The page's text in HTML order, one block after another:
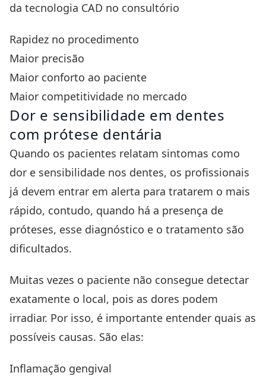
da tecnologia CAD no consultório
Rapidez no procedimento
Maior precisão
Maior conforto ao paciente
Maior competitividade no mercado
Dor e sensibilidade em dentes
com prótese dentária
Quando os pacientes relatam sintomas como
dor e sensibilidade nos dentes, os profissionais
já devem entrar em alerta para tratarem o mais
rápido, contudo, quando há a presença de
próteses, esse diagnóstico e o tratamento são
dificultados.
Muitas vezes o paciente não consegue detectar
exatamente o local, pois as dores podem
irradiar. Por isso, é importante entender quais as
possíveis causas. São elas:
Inflamação gengival